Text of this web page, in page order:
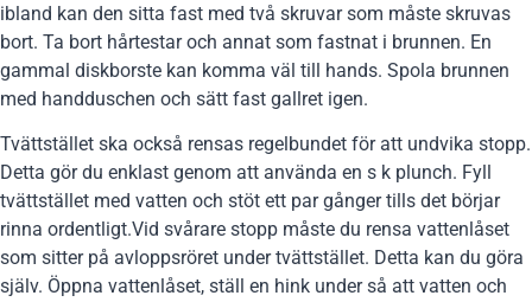
ibland kan den sitta fast med två skruvar som måste skruvas
bort. Ta bort hårtestar och annat som fastnat i brunnen. En
gammal diskborste kan komma väl till hands. Spola brunnen
med handduschen och sätt fast gallret igen.
Tvättstället ska också rensas regelbundet för att undvika stopp.
Detta gör du enklast genom att använda en s k plunch. Fyll
tvättstället med vatten och stöt ett par gånger tills det börjar
rinna ordentligt.Vid svårare stopp måste du rensa vattenlåset
som sitter på avloppsröret under tvättstället. Detta kan du göra
själv. Öppna vattenlåset, ställ en hink under så att vatten och